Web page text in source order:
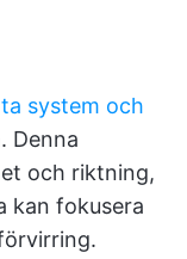
system och
Denna
och riktning,
kan fokusera